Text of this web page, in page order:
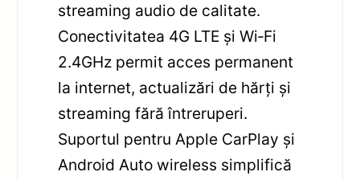
streaming audio de calitate.
Conectivitatea 4G LTE și Wi‑Fi
2.4GHz permit acces permanent
la internet, actualizări de hărți și
streaming fără întreruperi.
Suportul pentru Apple CarPlay și
Android Auto wireless simplifică